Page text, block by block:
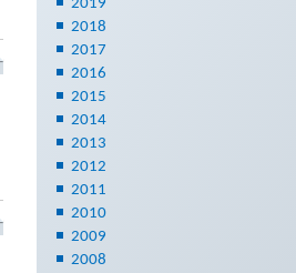
2019
2018
2017
2016
2015
2014
2013
2012
2011
2010
2009
2008